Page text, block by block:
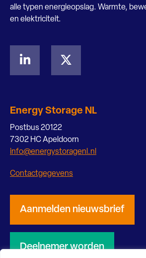
alle typen energieopslag. Warmte,
en elektriciteit.
Energy Storage NL
Postbus 20122
7302 HC Apeldoorn
info@energystoragenl.nl
Contactgegevens
Aanmelden nieuwsbrief
Deelnemer worden